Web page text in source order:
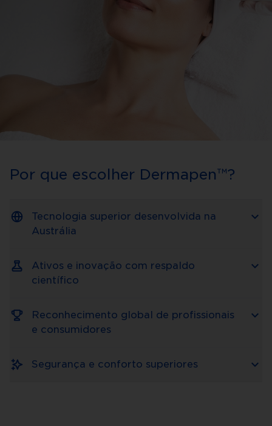
Por que escolher Dermapen™?
Tecnologia superior desenvolvida na
Austrália
Ativos e inovação com respaldo
científico
Reconhecimento global de profissionais
e consumidores
Segurança e conforto superiores